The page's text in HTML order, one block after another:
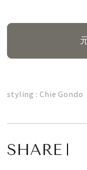
2026-07-23発売
最新号を試し
styling : Chie
SHARE